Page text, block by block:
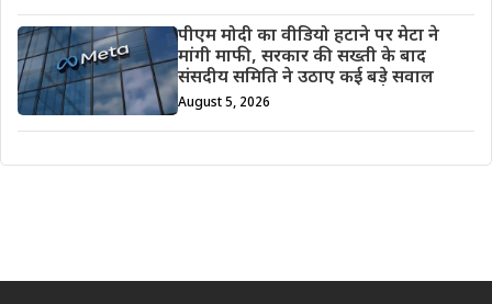
पीएम मोदी का वीडियो हटाने पर मेटा ने
मांगी माफी, सरकार की सख्ती के बाद
संसदीय समिति ने उठाए कई बड़े सवाल
August 5, 2026